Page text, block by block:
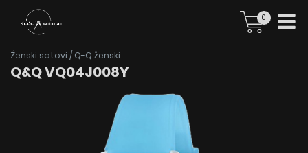
0
Ženski satovi / Q-Q ženski
Q&Q VQ04J008Y